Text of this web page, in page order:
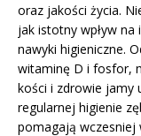
oraz jakości życia.
jak istotny wpływ
nawyki higieniczne.
witaminę D i fosfor,
kości i zdrowie jamy
regularnej higienie
pomagają wczesniej